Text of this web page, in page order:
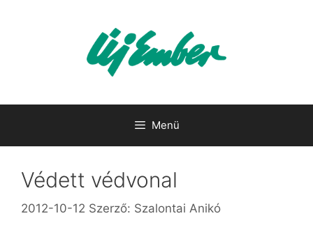
Menü
Védett védvonal
2012-10-12 Szerző: Szalontai Anikó